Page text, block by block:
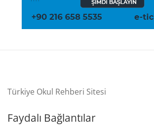
Türkiye Okul Rehberi Sitesi
Faydalı Bağlantılar